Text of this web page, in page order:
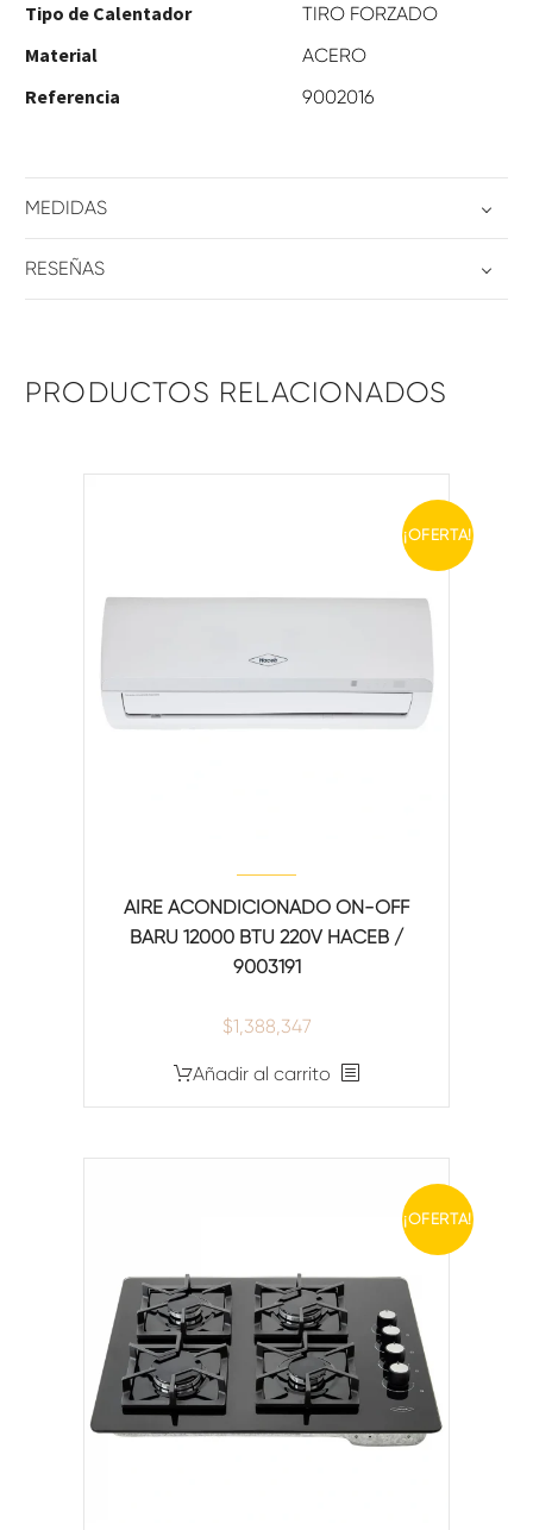
Tipo de Calentador TIRO FORZADO
Material ACERO
Referencia 9002016
MEDIDAS
RESEÑAS
PRODUCTOS RELACIONADOS
¡OFERTA!
AIRE ACONDICIONADO ON-OFF
BARU 12000 BTU 220V HACEB /
9003191
$1,388,347
Añadir al carrito
¡OFERTA!